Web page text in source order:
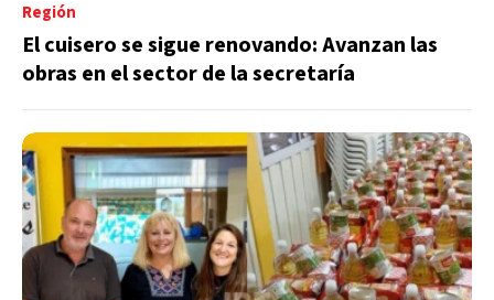
Región
El cuisero se sigue renovando: Avanzan las
obras en el sector de la secretaría